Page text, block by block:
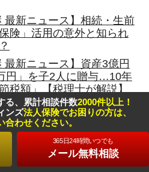
最新ニュース】相続・生前
険」活用の意外と知られ
最新ニュース】資産3億円
円」を子2人に贈与…10年
税額」【税理士が解説】
新ニュース】「問題ない
結果「相続放棄」のはず
れに…他人事じゃない！
穴”【
最新ニュース】認知症にな
る、累計相談件数2000件以上！
ンズ法人保険でお困りの方は、
合わせください。
365日24時間いつでも
メール無料相談